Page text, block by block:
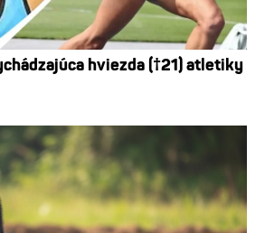
hviezda (†21) atletiky